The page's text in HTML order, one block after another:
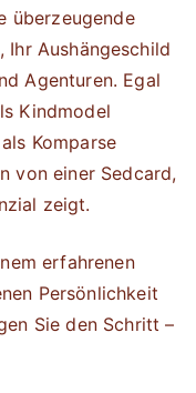
überzeugende
Aushängeschild
Agenturen. Egal
Kindmodel
Komparse
von einer Sedcard,
zeigt.
erfahrenen
Persönlichkeit
Sie den Schritt –